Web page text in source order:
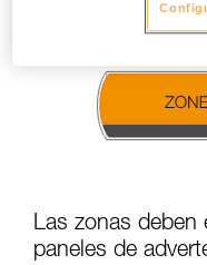
Las zonas deben
paneles de